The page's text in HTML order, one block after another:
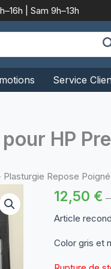
| Sam 9h–13h
Service
HP
Plasturgie Repose
12,50 €
Article
Color gris et